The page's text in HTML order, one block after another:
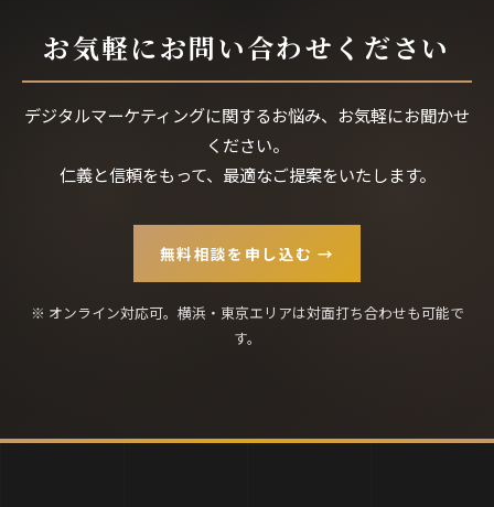
お気軽にお問い合わせください
デジタルマーケティングに関するお悩み、お気軽にお聞かせ
ください。
仁義と信頼をもって、最適なご提案をいたします。
無料相談を申し込む →
※ オンライン対応可。横浜・東京エリアは対面打ち合わせも可能で
す。